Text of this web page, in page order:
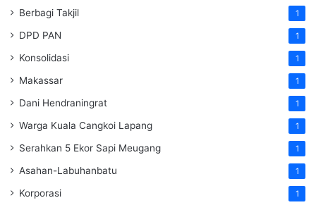
Berbagi Takjil 1
DPD PAN 1
Konsolidasi 1
Makassar 1
Dani Hendraningrat 1
Warga Kuala Cangkoi Lapang 1
Serahkan 5 Ekor Sapi Meugang 1
Asahan-Labuhanbatu 1
Korporasi 1